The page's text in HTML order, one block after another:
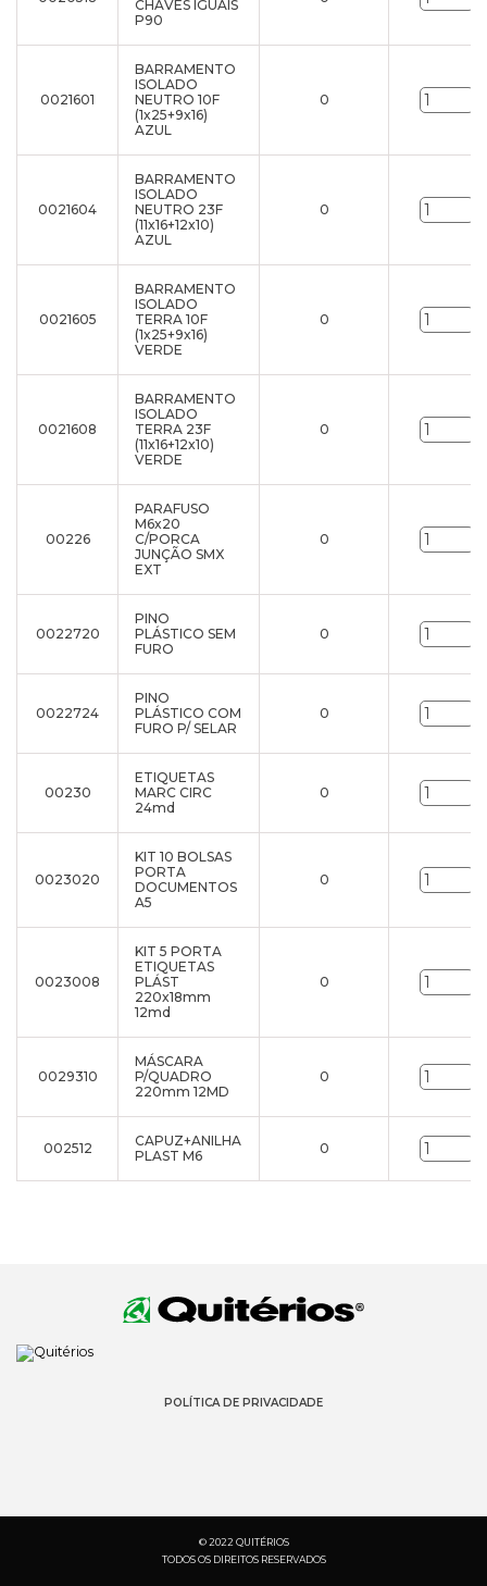
CHAVES IGUAIS
P90
0021601
BARRAMENTO
ISOLADO
NEUTRO 10F
(1x25+9x16)
AZUL
0
0021604
BARRAMENTO
ISOLADO
NEUTRO 23F
(11x16+12x10)
AZUL
0
0021605
BARRAMENTO
ISOLADO
TERRA 10F
(1x25+9x16)
VERDE
0
0021608
BARRAMENTO
ISOLADO
TERRA 23F
(11x16+12x10)
VERDE
0
00226
PARAFUSO
M6x20
C/PORCA
JUNÇÃO SMX
EXT
0
0022720
PINO
PLÁSTICO SEM
FURO
0
0022724
PINO
PLÁSTICO COM
FURO P/ SELAR
0
00230
ETIQUETAS
MARC CIRC
24md
0
0023020
KIT 10 BOLSAS
PORTA
DOCUMENTOS
A5
0
0023008
KIT 5 PORTA
ETIQUETAS
PLÁST
220x18mm
12md
0
0029310
MÁSCARA
P/QUADRO
220mm 12MD
0
002512
CAPUZ+ANILHA
PLAST M6
0
POLÍTICA DE PRIVACIDADE
© 2022 QUITÉRIOS
TODOS OS DIREITOS RESERVADOS